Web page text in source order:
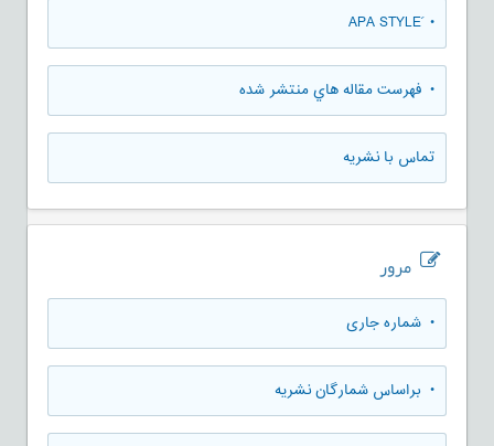
• َAPA STYLE
• فهرست مقاله هاي منتشر شده
تماس با نشریه
مرور
• شماره جاری
• براساس شمارگان نشریه